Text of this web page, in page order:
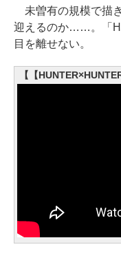
未曽有の規模で描
迎えるのか……。「
目を離せない。
【【